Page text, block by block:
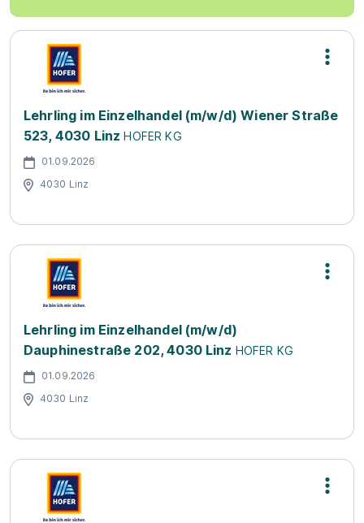
Lehrling im Einzelhandel (m/w/d) Wiener Straße
523, 4030 Linz HOFER KG
01.09.2026
4030 Linz
Lehrling im Einzelhandel (m/w/d)
Dauphinestraße 202, 4030 Linz HOFER KG
01.09.2026
4030 Linz